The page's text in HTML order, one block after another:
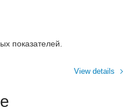
показателей.
View details